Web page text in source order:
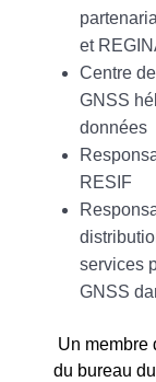
et
Centre
GNSS
données
RESIF
services
GNSS
Un membre
du bureau